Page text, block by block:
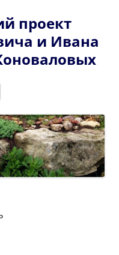
проект
и Ивана